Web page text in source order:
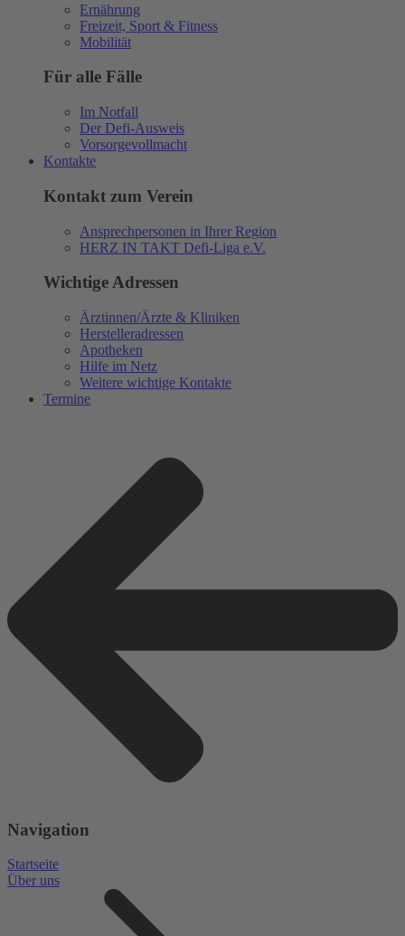
Ernährung
Freizeit, Sport & Fitness
Mobilität
Für alle Fälle
Im Notfall
Der Defi-Ausweis
Vorsorgevollmacht
Kontakte
Kontakt zum Verein
Ansprechpersonen in Ihrer Region
HERZ IN TAKT Defi-Liga e.V.
Wichtige Adressen
Ärztinnen/Ärzte & Kliniken
Herstelleradressen
Apotheken
Hilfe im Netz
Weitere wichtige Kontakte
Termine
Navigation
Startseite
Über uns